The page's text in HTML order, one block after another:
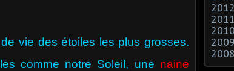
vie des étoiles les plus grosses.
comme notre Soleil, une naine
2012
2011
2010
2009
2008